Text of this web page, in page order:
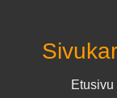
Etusivu